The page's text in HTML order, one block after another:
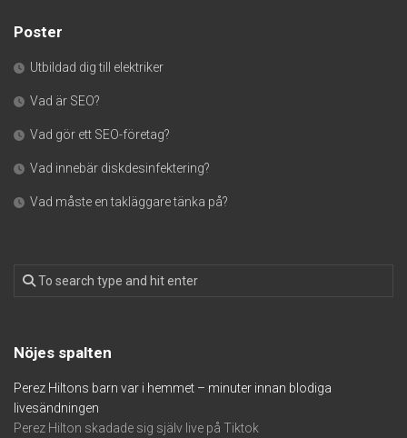
Poster
Utbildad dig till elektriker
Vad är SEO?
Vad gör ett SEO-företag?
Vad innebär diskdesinfektering?
Vad måste en takläggare tänka på?
Nöjes spalten
Perez Hiltons barn var i hemmet – minuter innan blodiga
livesändningen
Perez Hilton skadade sig själv live på Tiktok